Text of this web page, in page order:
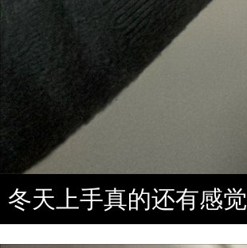
冬天上手真的还有感觉